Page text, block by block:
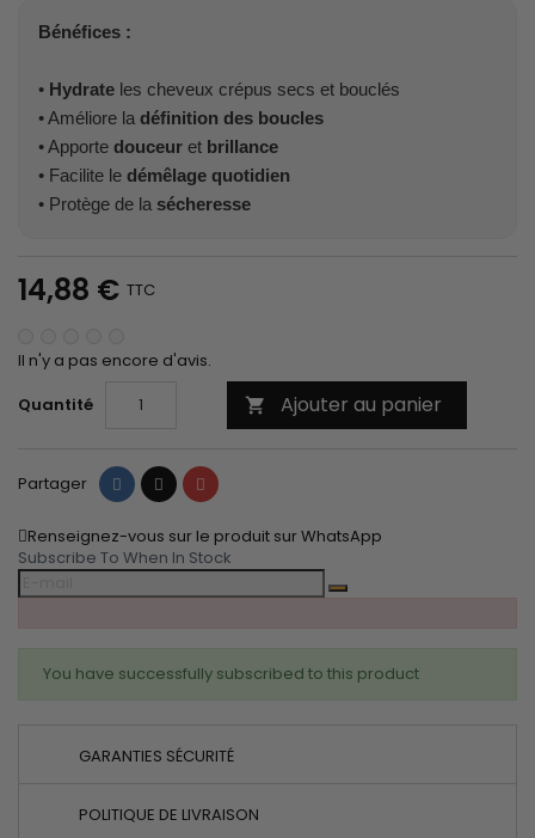
Bénéfices :
• Hydrate les cheveux crépus secs et bouclés
• Améliore la définition des boucles
• Apporte douceur et brillance
• Facilite le démêlage quotidien
• Protège de la sécheresse
14,88 € TTC
Il n'y a pas encore d'avis.
Quantité
 Ajouter au panier
Partager PartagerTweet Pinterest
Renseignez-vous sur le produit sur WhatsApp
Subscribe To When In Stock
You have successfully subscribed to this product
GARANTIES SÉCURITÉ
POLITIQUE DE LIVRAISON